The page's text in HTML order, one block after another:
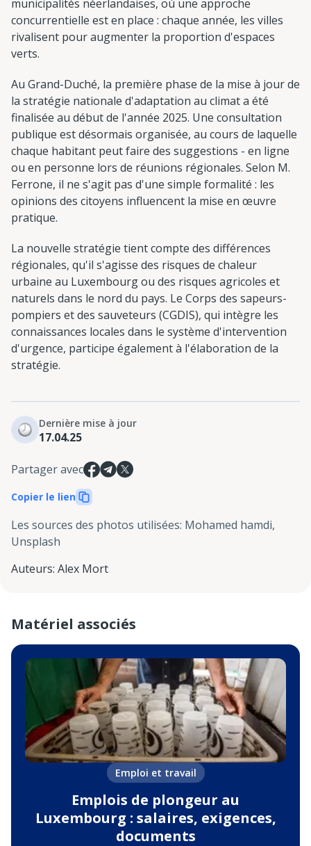
municipalités néerlandaises, où une approche
concurrentielle est en place : chaque année, les villes
rivalisent pour augmenter la proportion d'espaces
verts.
Au Grand-Duché, la première phase de la mise à jour de
la stratégie nationale d'adaptation au climat a été
finalisée au début de l'année 2025. Une consultation
publique est désormais organisée, au cours de laquelle
chaque habitant peut faire des suggestions - en ligne
ou en personne lors de réunions régionales. Selon M.
Ferrone, il ne s'agit pas d'une simple formalité : les
opinions des citoyens influencent la mise en œuvre
pratique.
La nouvelle stratégie tient compte des différences
régionales, qu'il s'agisse des risques de chaleur
urbaine au Luxembourg ou des risques agricoles et
naturels dans le nord du pays. Le Corps des sapeurs-
pompiers et des sauveteurs (CGDIS), qui intègre les
connaissances locales dans le système d'intervention
d'urgence, participe également à l'élaboration de la
stratégie.
Dernière mise à jour
17.04.25
Partager avec
Copier le lien
Les sources des photos utilisées: Mohamed hamdi,
Unsplash
Auteurs: Alex Mort
Matériel associés
Emploi et travail
Emplois de plongeur au
Luxembourg : salaires, exigences,
documents